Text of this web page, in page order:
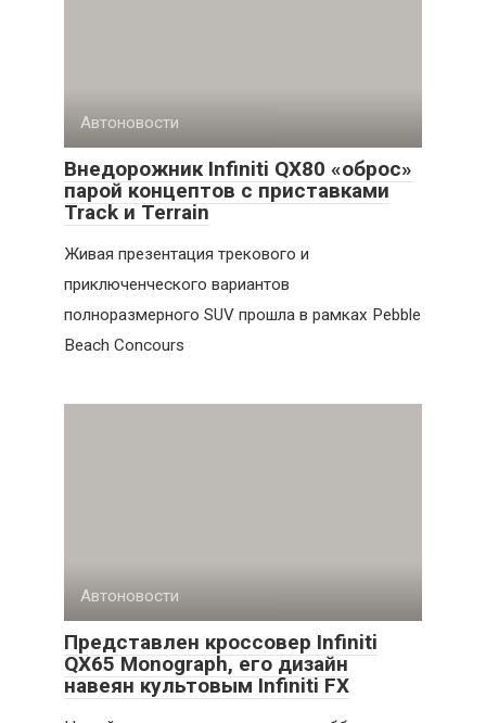
Автоновости
Внедорожник Infiniti QX80 «оброс»
парой концептов с приставками
Track и Terrain
Живая презентация трекового и
приключенческого вариантов
полноразмерного SUV прошла в рамках Pebble
Beach Concours
Автоновости
Представлен кроссовер Infiniti
QX65 Monograph, его дизайн
навеян культовым Infiniti FX